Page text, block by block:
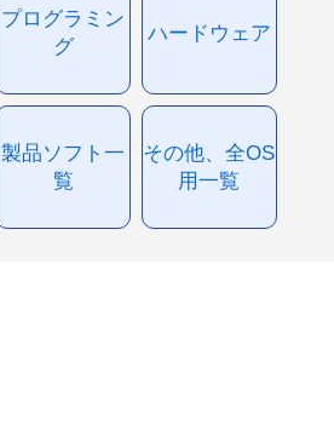
プログラミン
グ
ハードウェア
製品ソフト一
覧
その他、全OS
用一覧